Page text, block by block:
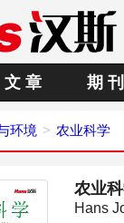
文 章 期 刊
环境 农业科学
农业
Hans